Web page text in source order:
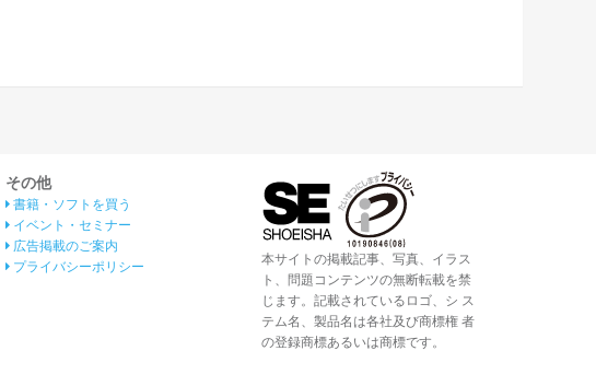
その他
書籍・ソフトを買う
イベント・セミナー
広告掲載のご案内
プライバシーポリシー
本サイトの掲載記事、写真、イラス
ト、問題コンテンツの無断転載を禁
じます。記載されているロゴ、シ ス
テム名、製品名は各社及び商標権 者
の登録商標あるいは商標です。